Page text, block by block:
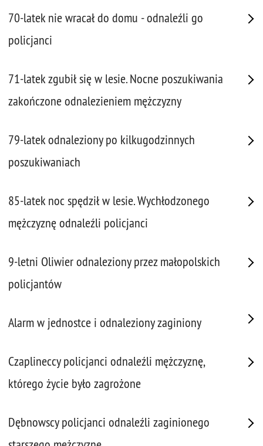
70-latek nie wracał do domu - odnaleźli go
policjanci
71-latek zgubił się w lesie. Nocne poszukiwania
zakończone odnalezieniem mężczyzny
79-latek odnaleziony po kilkugodzinnych
poszukiwaniach
85-latek noc spędził w lesie. Wychłodzonego
mężczyznę odnaleźli policjanci
9-letni Oliwier odnaleziony przez małopolskich
policjantów
Alarm w jednostce i odnaleziony zaginiony
Czaplineccy policjanci odnaleźli mężczyznę,
którego życie było zagrożone
Dębnowscy policjanci odnaleźli zaginionego